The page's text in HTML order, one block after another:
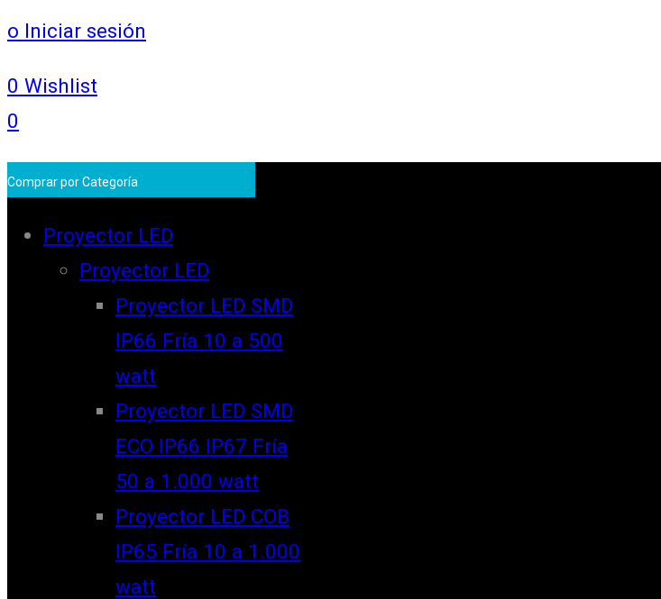
o Iniciar sesión
0 Wishlist
0
Comprar por Categoría
Proyector LED
Proyector LED
Proyector LED SMD
IP66 Fría 10 a 500
watt
Proyector LED SMD
ECO IP66 IP67 Fría
50 a 1.000 watt
Proyector LED COB
IP65 Fría 10 a 1.000
watt